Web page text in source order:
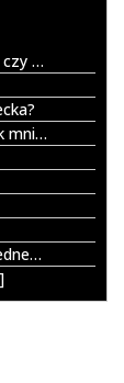
1. TDiM 070: Który test Gallupa wybrać- TOP 5 czy cały profil All34?
4. TDiM 067: Pauzowanko czyli gdzie byłam jak mnie nie było
9. TDiM 062: Talent Współzależność [Connectedness]